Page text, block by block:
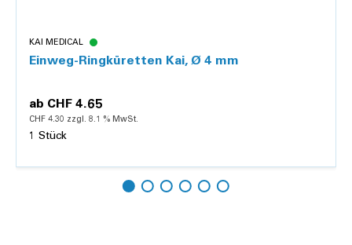
KAI MEDICAL
Einweg-Ringküretten Kai, Ø 4 mm
ab CHF 4.65
CHF 4.30 zzgl. 8.1 % MwSt.
1 Stück